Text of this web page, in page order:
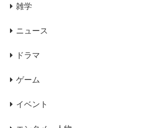
雑学
ニュース
ドラマ
ゲーム
イベント